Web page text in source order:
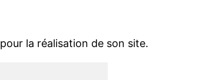
pour la réalisation de son site.